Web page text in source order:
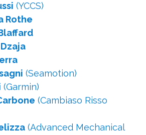
(YCCS)
Rothe
(Seamotion)
(Garmin)
(Cambiaso Risso
(Advanced Mechanical